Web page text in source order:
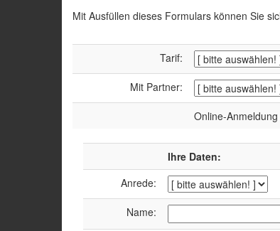
Mit Ausfüllen dieses Formulars können Sie
Tarif:
Mit Partner:
Online-
Ihre Daten:
Anrede:
Name: